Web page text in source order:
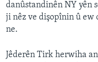
danûstandinên NY yên
ji nêz ve dişopînin û ew
ne.
Jêderên Tirk herwiha